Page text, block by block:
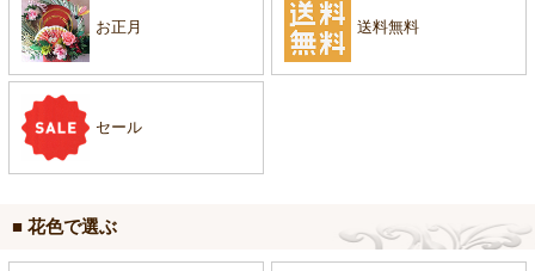
お正月 送料無料
セール
■ 花色で選ぶ